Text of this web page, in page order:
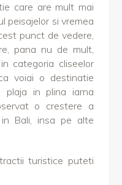
care are mult mai
peisajelor si vremea
punct de vedere,
pana nu de mult,
categoria cliseelor
voiai o destinatie
in plina iarna
o crestere a
Bali, insa pe alte
turistice puteti